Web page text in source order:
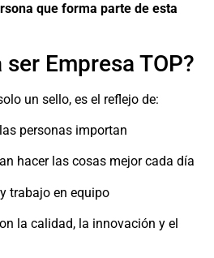
que forma parte de esta
Empresa TOP?
un sello, es el reflejo de:
personas importan
hacer las cosas mejor cada día
trabajo en equipo
la calidad, la innovación y el